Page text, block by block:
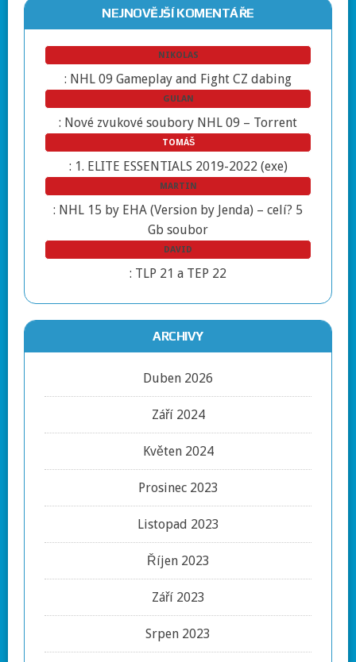
NEJNOVĚJŠÍ KOMENTÁŘE
NIKOLAS
: NHL 09 Gameplay and Fight CZ dabing
GULAN
: Nové zvukové soubory NHL 09 – Torrent
TOMÁŠ
: 1. ELITE ESSENTIALS 2019-2022 (exe)
MARTIN
: NHL 15 by EHA (Version by Jenda) – celí? 5
Gb soubor
DAVID
: TLP 21 a TEP 22
ARCHIVY
Duben 2026
Září 2024
Květen 2024
Prosinec 2023
Listopad 2023
Říjen 2023
Září 2023
Srpen 2023